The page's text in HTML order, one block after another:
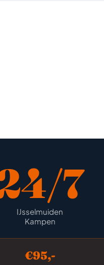
7
IJsselmuiden
Kampen
€95,-